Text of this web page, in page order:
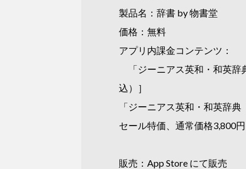
製品名：辞書 by 物書堂
価格：無料
アプリ内課金コンテンツ：
「ジーニアス英和・和英辞
込）］
「ジーニアス英和・和英辞
セール特価、通常価格3,800円
販売：App Store にて販売